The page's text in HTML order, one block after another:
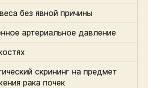
без явной причины
артериальное давление
скрининг на предмет
рака почек